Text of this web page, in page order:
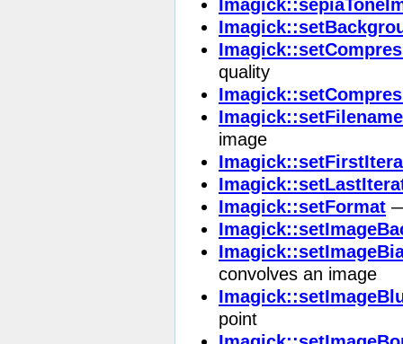
quality
Imagick::setFilename
image
Imagick::setFormat
convolves an image
point